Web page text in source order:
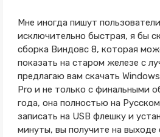
Мне иногда пишут
исключительно быстрая, я бы
сборка Виндовс 8, которая
показать на старом железе с
предлагаю вам скачать
Pro и не только с финальными
года, она полностью на
записать на USB флешку и
минуты, вы получите на выходе